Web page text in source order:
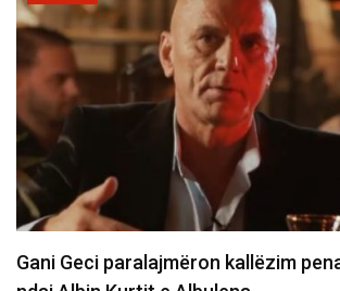
Geci paralajmëron kallëzim penal